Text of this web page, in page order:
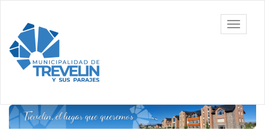
contenido
principal
Toggle